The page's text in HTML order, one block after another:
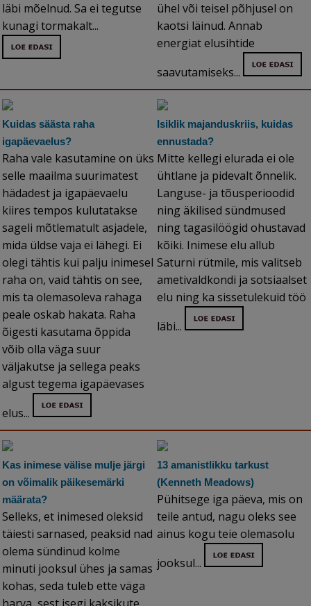
läbi mõelnud. Sa ei tegutse
kunagi tormakalt...
ühel või teisel põhjusel on
kaotsi läinud. Annab
energiat elusihtide
saavutamiseks...
Kuidas säästa raha
igapäevaelus?
Raha vale kasutamine on üks
selle maailma suurimatest
hädadest ja igapäevaelu
kiires tempos kulutatakse
sageli mõtlematult asjadele,
mida üldse vaja ei lähegi. Ei
olegi tähtis kui palju inimesel
raha on, vaid tähtis on see,
mis ta olemasoleva rahaga
peale oskab hakata. Raha
õigesti kasutama õppida
võib olla väga suur
väljakutse ja sellega peaks
algust tegema igapäevases
elus...
Isiklik majanduskriis, kuidas
ennustada?
Mitte kellegi elurada ei ole
ühtlane ja pidevalt õnnelik.
Languse- ja tõusperioodid
ning äkilised sündmused
ning tagasilöögid ohustavad
kõiki. Inimese elu allub
Saturni rütmile, mis valitseb
ametivaldkondi ja sotsiaalset
elu ning ka sissetulekuid töö
läbi...
Kas inimese välise mulje järgi
on võimalik päikesemärki
määrata?
Selleks, et inimesed oleksid
täiesti sarnased, peaksid nad
olema sündinud kolme
minuti jooksul ühes ja samas
kohas, seda tuleb ette väga
13 amanistlikku tarkust
(Kenneth Meadows)
Pühitsege iga päeva, mis on
teile antud, nagu oleks see
ainus kogu teie olemasolu
jooksul...